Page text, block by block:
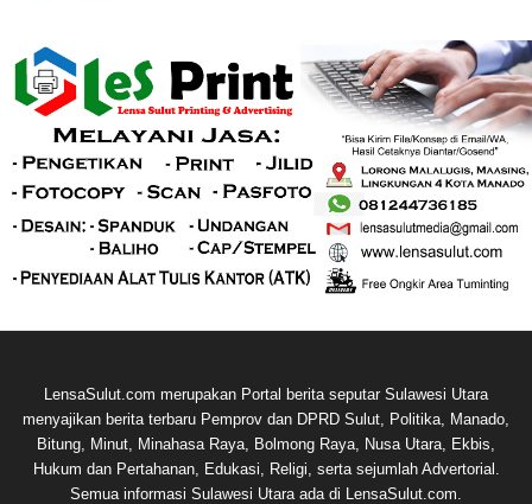
LensaSulut.com merupakan Portal berita seputar Sulawesi Utara
menyajikan berita terbaru Pemprov dan DPRD Sulut, Politika, Manado,
Bitung, Minut, Minahasa Raya, Bolmong Raya, Nusa Utara, Ekbis,
Hukum dan Pertahanan, Edukasi, Religi, serta sejumlah Advertorial.
Semua informasi Sulawesi Utara ada di LensaSulut.com.